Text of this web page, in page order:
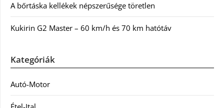
A bőrtáska kellékek népszerűsége töretlen
Kukirin G2 Master – 60 km/h és 70 km hatótáv
Kategóriák
Autó-Motor